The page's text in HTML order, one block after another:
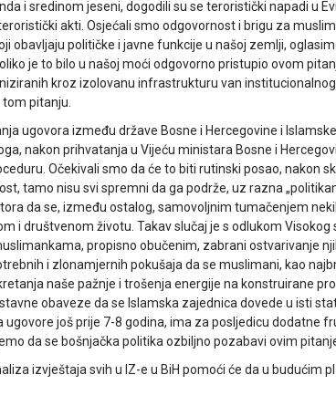
i sredinom jeseni, dogodili su se teroristički napadi u
akti. Osjećali smo odgovornost i brigu za
obavljaju političke i javne funkcije u našoj zemlji,
je to bilo u našoj moći odgovorno pristupio ovom
kroz izolovanu infrastrukturu van
pitanju.
ugovora između države Bosne i Hercegovine i
nakon prihvatanja u Vijeću ministara Bosne i
Očekivali smo da će to biti rutinski posao, nakon
tamo nisu svi spremni da ga podrže, uz razna
da se, između ostalog, samovoljnim tumačenjem
i društvenom životu. Takav slučaj je s odlukom Visokog
propisno obučenim, zabrani ostvarivanje
i zlonamjernih pokušaja da se muslimani, kao
naše pažnje i trošenja energije na konstruirane
obaveze da se Islamska zajednica dovede u isti
ugovore još prije 7-8 godina, ima za posljedicu dodatne
da se bošnjačka politika ozbiljno pozabavi ovim
izvještaja svih u IZ-e u BiH pomoći će da u budućim